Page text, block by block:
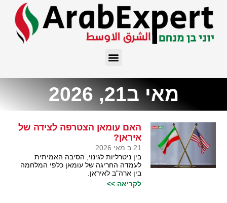
מאי ב21, 2026
האם עומאן הצטרפה לצידה של
איראן?
21 ב מאי 2026
בין ניטרליות לגינוי, הסיבה האמיתית
לעמדה החריגה של עומאן כלפי המלחמה
בין ארה"ב לאיראן.
לקריאה >>